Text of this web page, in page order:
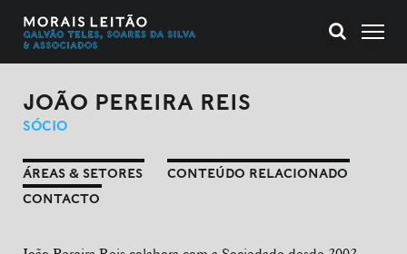
JOÃO PEREIRA REIS
SÓCIO
ÁREAS & SETORES
CONTEÚDO RELACIONADO
CONTACTO